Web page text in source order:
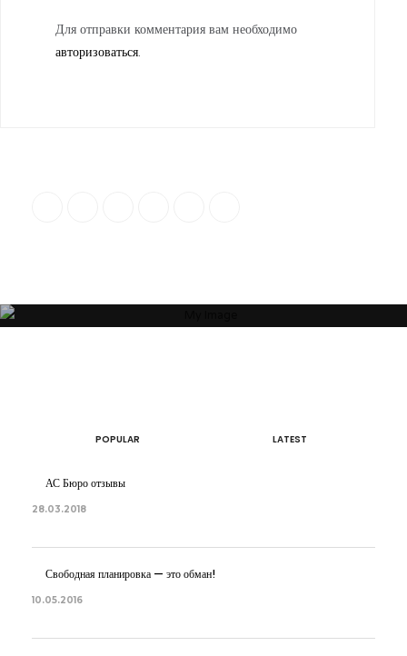
Для отправки комментария вам необходимо
авторизоваться.
POPULAR LATEST
АС Бюро отзывы
28.03.2018
Свободная планировка — это обман!
10.05.2016